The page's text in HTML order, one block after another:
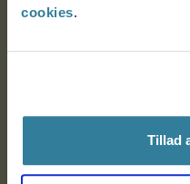
cookies.
Tillad
CVR: 1007 4002
Om Ankestyrelsen